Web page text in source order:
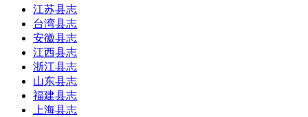
江苏县志
台湾县志
安徽县志
江西县志
浙江县志
山东县志
福建县志
上海县志